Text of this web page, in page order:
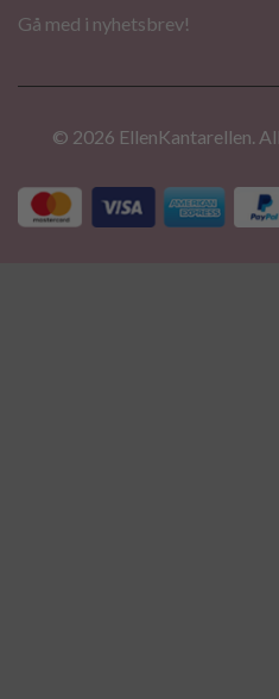
Gå med i nyhetsbrev!
© 2026 EllenKantarellen.